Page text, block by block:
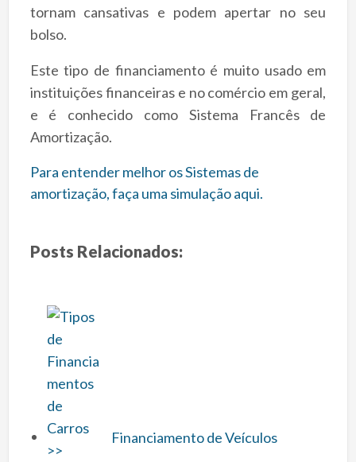
tornam cansativas e podem apertar no seu
bolso.
Este tipo de financiamento é muito usado em
instituições financeiras e no comércio em geral,
e é conhecido como Sistema Francês de
Amortização.
Para entender melhor os Sistemas de
amortização, faça uma simulação aqui.
Posts Relacionados:
Financiamento de Veículos